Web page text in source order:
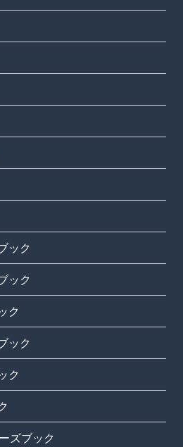
ック
ック
ク
ック
ク
ズブック